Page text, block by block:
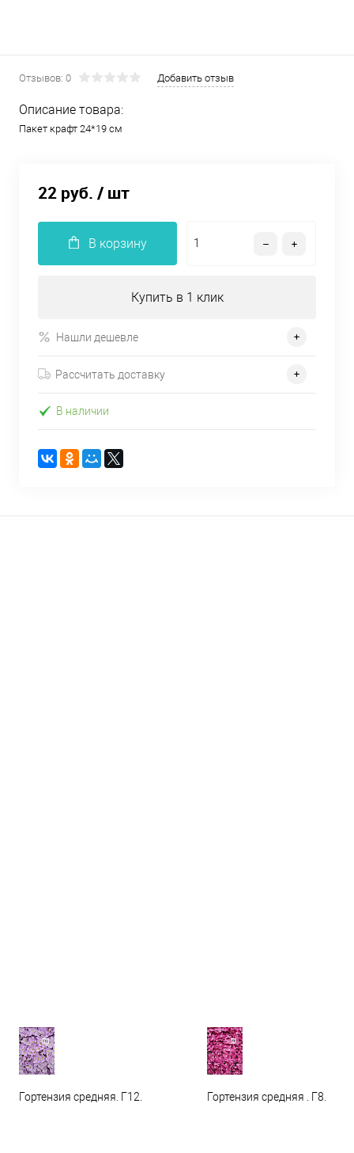
Отзывов: 0 Добавить отзыв
Описание товара:
Пакет крафт 24*19 см
22 руб. / шт
В корзину
Купить в 1 клик
Нашли дешевле
Рассчитать доставку
В наличии
Гортензия средняя. Г12. Гортензия средняя . Г8.